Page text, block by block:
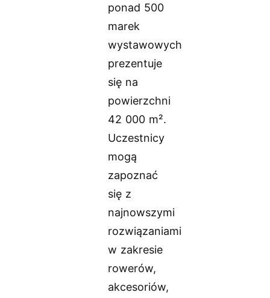
ponad 500
marek
wystawowych
prezentuje
się na
powierzchni
42 000 m².
Uczestnicy
mogą
zapoznać
się z
najnowszymi
rozwiązaniami
w zakresie
rowerów,
akcesoriów,